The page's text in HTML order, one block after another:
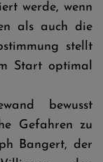
werde, wenn
als auch die
stellt
Start optimal
bewusst
Gefahren zu
Bangert, der